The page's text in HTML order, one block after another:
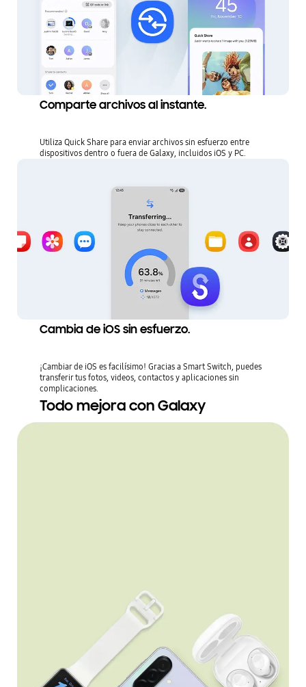
Comparte archivos al instante.
Utiliza Quick Share para enviar archivos sin esfuerzo entre
dispositivos dentro o fuera de Galaxy, incluidos iOS y PC.
Cambia de iOS sin esfuerzo.
¡Cambiar de iOS es facilísimo! Gracias a Smart Switch, puedes
transferir tus fotos, videos, contactos y aplicaciones sin
complicaciones.
Todo mejora con Galaxy